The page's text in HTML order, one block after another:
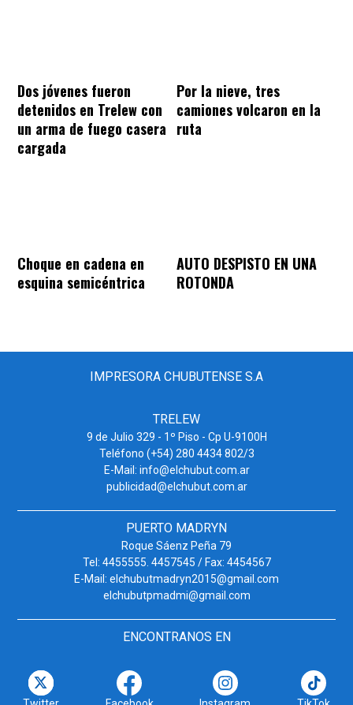
Dos jóvenes fueron
detenidos en Trelew con
un arma de fuego casera
cargada
Por la nieve, tres
camiones volcaron en la
ruta
Choque en cadena en
esquina semicéntrica
AUTO DESPISTO EN UNA
ROTONDA
IMPRESORA CHUBUTENSE S.A
TRELEW
9 de Julio 329 - 1º Piso - Cp U-9100H
Teléfono (+54) 280 4434 802/3
E-Mail: info@elchubut.com.ar
publicidad@elchubut.com.ar
PUERTO MADRYN
Roque Sáenz Peña 79
Tel: 4455555. 4457545 / Fax: 4454567
E-Mail: elchubutmadryn2015@gmail.com
elchubutpmadmi@gmail.com
ENCONTRANOS EN